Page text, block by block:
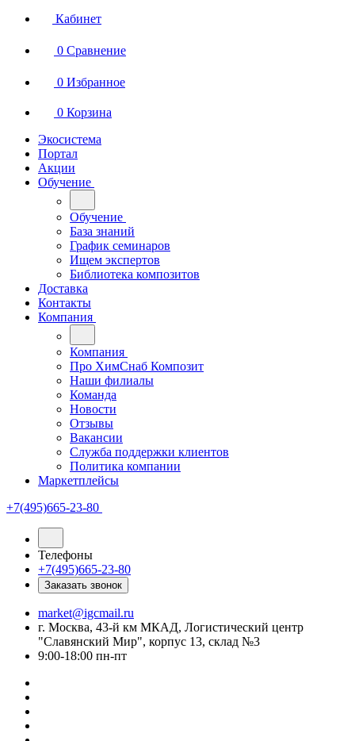
Кабинет
0 Сравнение
0 Избранное
0 Корзина
Экосистема
Портал
Акции
Обучение
Обучение
База знаний
График семинаров
Ищем экспертов
Библиотека композитов
Доставка
Контакты
Компания
Компания
Про ХимСнаб Композит
Наши филиалы
Команда
Новости
Отзывы
Вакансии
Служба поддержки клиентов
Политика компании
Маркетплейсы
+7(495)665-23-80
Телефоны
+7(495)665-23-80
Заказать звонок
market@igcmail.ru
г. Москва, 43-й км МКАД, Логистический центр
"Славянский Мир", корпус 13, склад №3
9:00-18:00 пн-пт